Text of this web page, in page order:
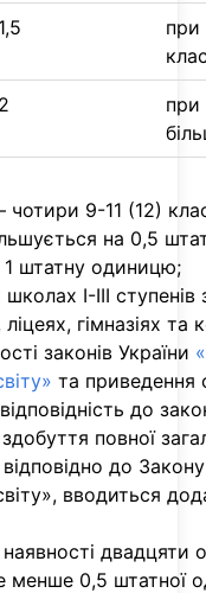
1,5
при
2
при
9-11 (12)
на 0,5
1 штатну одиницю;
школах I-III
гімназіях та
законів України
та приведення
до
повної
до
вводиться
двадцяти
менше 0,5 штатної